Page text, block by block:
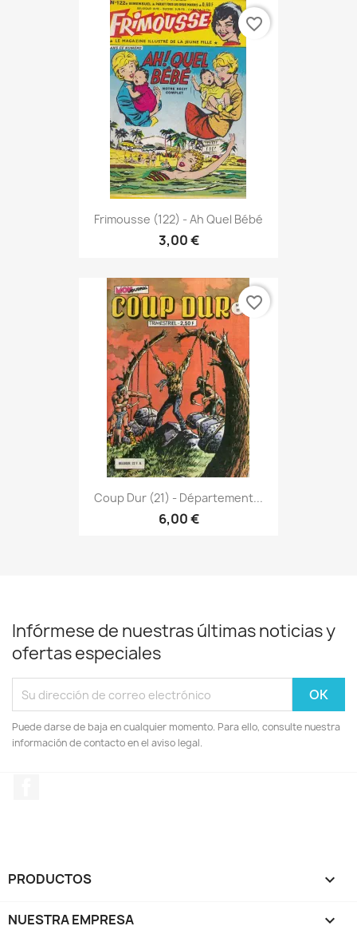
Frimousse (122) - Ah Quel Bébé
3,00 €
favorite_border
Coup Dur (21) - Département...
6,00 €
favorite_border
Infórmese de nuestras últimas noticias y
ofertas especiales
Puede darse de baja en cualquier momento. Para ello, consulte nuestra
información de contacto en el aviso legal.
PRODUCTOS 
NUESTRA EMPRESA 